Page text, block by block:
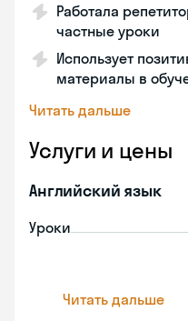
Работала
частные уроки
Использует
материалы в
Читать дальше
Услуги и цены
Английский язык
Уроки
Читать дальше